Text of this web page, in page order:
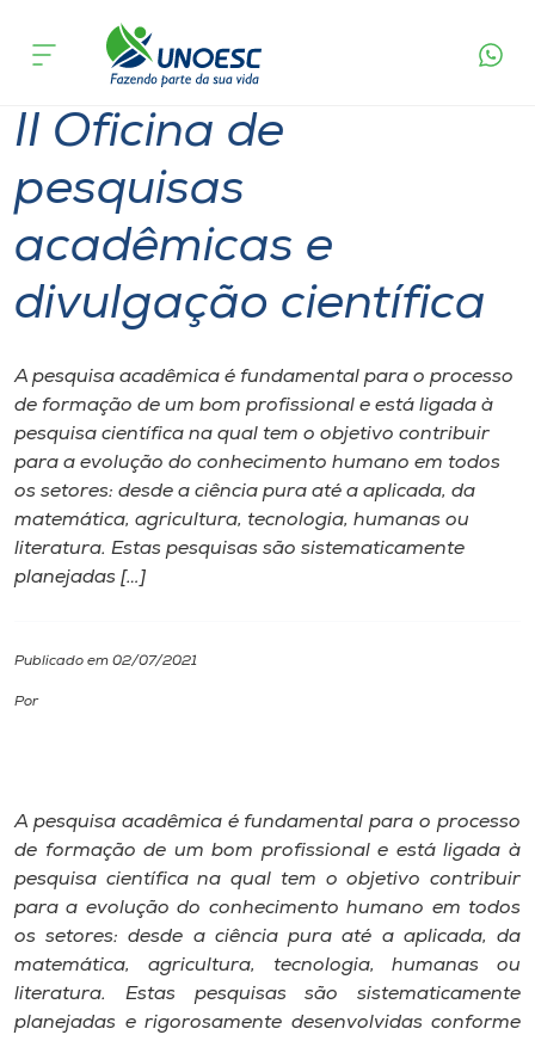
Cursos
Onde estamos
Pesquisa
Atendimento ao Estudante
Portal de Ensino
A
Unoesc
Internacionalização
I.nova
Diplomados
Biblioteca
Editora
Rádio
acontece
II Oficina de
pesquisas
acadêmicas e
divulgação científica
A pesquisa acadêmica é fundamental para o processo
de formação de um bom profissional e está ligada à
pesquisa científica na qual tem o objetivo contribuir
para a evolução do conhecimento humano em todos
os setores: desde a ciência pura até a aplicada, da
matemática, agricultura, tecnologia, humanas ou
literatura. Estas pesquisas são sistematicamente
planejadas […]
Publicado em 02/07/2021
Por
A pesquisa acadêmica é fundamental para o processo
de formação de um bom profissional e está ligada à
pesquisa científica na qual tem o objetivo contribuir
para a evolução do conhecimento humano em todos
os setores: desde a ciência pura até a aplicada, da
matemática, agricultura, tecnologia, humanas ou
literatura. Estas pesquisas são sistematicamente
planejadas e rigorosamente desenvolvidas conforme